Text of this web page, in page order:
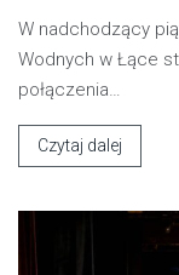
W nadchodzący
Wodnych w Łące
połączenia…
Czytaj dalej